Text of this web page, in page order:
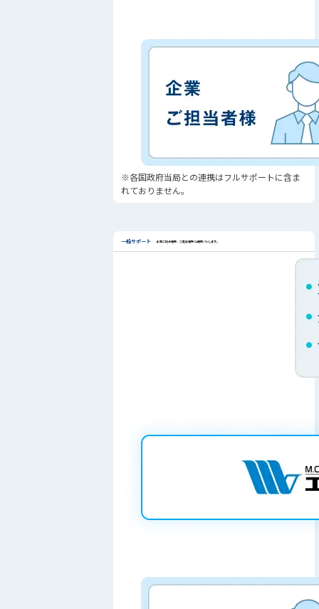
※各国政府当局との連携はフルサポートに含ま
れておりません。
一般サポート 企業ご担当者様、ご赴任者様と連携いたします。